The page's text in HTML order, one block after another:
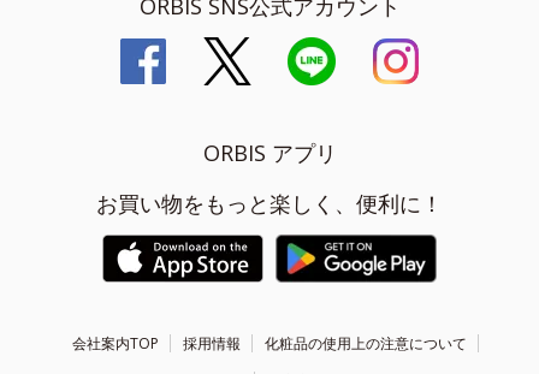
ORBIS アプリ
お買い物をもっと楽しく、便利に！
会社案内TOP 採用情報
化粧品の使用上の注意について